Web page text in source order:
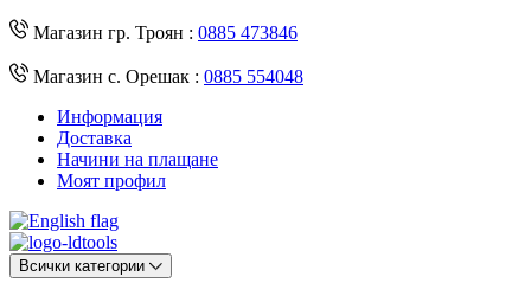
Магазин гр. Троян : 0885 473846
Магазин с. Орешак : 0885 554048
Информация
Доставка
Начини на плащане
Моят профил
Всички категории